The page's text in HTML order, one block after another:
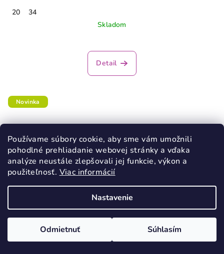
Používame súbory cookie, aby sme vám umožnili
pohodlné prehliadanie webovej stránky a vďaka
analýze neustále zlepšovali jej funkcie, výkon a
použiteľnosť. Viac informácií
Nastavenie
Odmietnuť Súhlasím
20
34
Skladom
Detail
Novinka